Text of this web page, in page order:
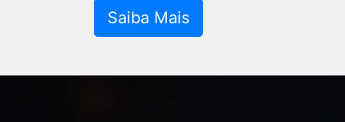
Saiba Mais